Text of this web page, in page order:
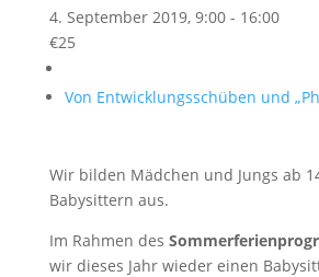
4. September 2019, 9:00- 16:00
€25
Von Entwicklungsschüben und
Wir bilden Mädchen und Jungs ab
Babysittern aus.
Im Rahmen des
wir dieses Jahr wieder einen